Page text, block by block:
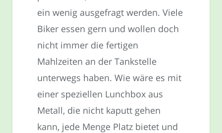
ein wenig ausgefragt werden. Viele
Biker essen gern und wollen doch
nicht immer die fertigen
Mahlzeiten an der Tankstelle
unterwegs haben. Wie wäre es mit
einer speziellen Lunchbox aus
Metall, die nicht kaputt gehen
kann, jede Menge Platz bietet und